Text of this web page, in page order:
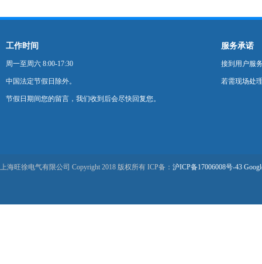
工作时间
周一至周六 8:00-17:30
中国法定节假日除外。
节假日期间您的留言，我们收到后会尽快回复您。
服务承诺
接到用户服
若需现场处
上海旺徐电气有限公司 Copyright 2018 版权所有 ICP备： 沪ICP备17006008号-43